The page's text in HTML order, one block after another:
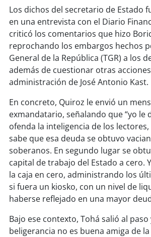
soyquillota
soysanantonio
soychillán
soysancarlos
soytalcahuano
soy concepción
soycoronel
soyarauco
soytemuco
soyvaldivia
Los dichos del secretario de Estado
en una entrevista con el Diario
criticó los comentarios que hizo
reprochando los embargos hechos
General de la República (TGR) a los
además de cuestionar otras
administración de José Antonio Kast.
En concreto, Quiroz le envió un
exmandatario, señalando que “yo le
ofenda la inteligencia de los
sabe que esa deuda se obtuvo
soberanos. En segundo lugar se
capital de trabajo del Estado a cero.
la caja en cero, administrando los
si fuera un kiosko, con un nivel de
haberse reflejado en una mayor
Bajo ese contexto, Tohá salió al
beligerancia no es buena amiga de